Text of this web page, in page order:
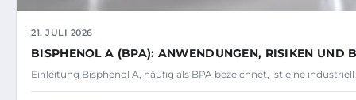
21. JULI 2026
BISPHENOL A (BPA): ANWENDUNGEN, RISIKEN UND
Einleitung Bisphenol A, häufig als BPA bezeichnet, ist eine